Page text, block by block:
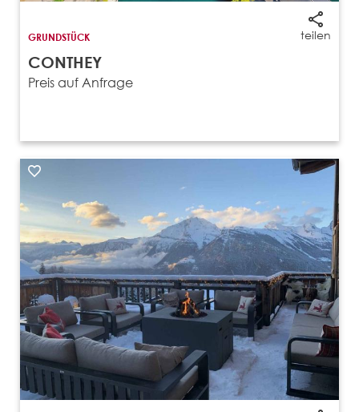
teilen
GRUNDSTÜCK
CONTHEY
Preis auf Anfrage